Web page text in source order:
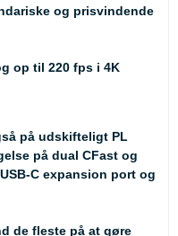
og prisvindende
op til 220 fps i 4K
på udskifteligt PL
på dual CFast og
expansion port og
de fleste på at gøre